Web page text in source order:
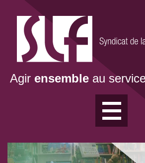
contenu
principal
Agir ensemble au